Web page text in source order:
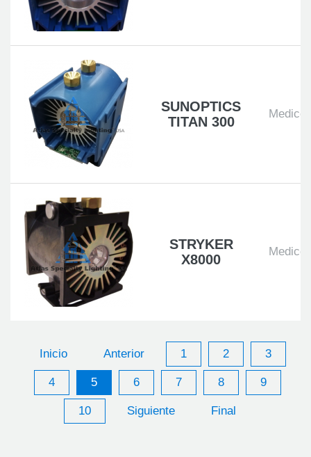
SUNOPTICS
TITAN 300
Medico
STRYKER
X8000
Medico
Inicio Anterior 1 2 3
4 5 6 7 8 9
10 Siguiente Final